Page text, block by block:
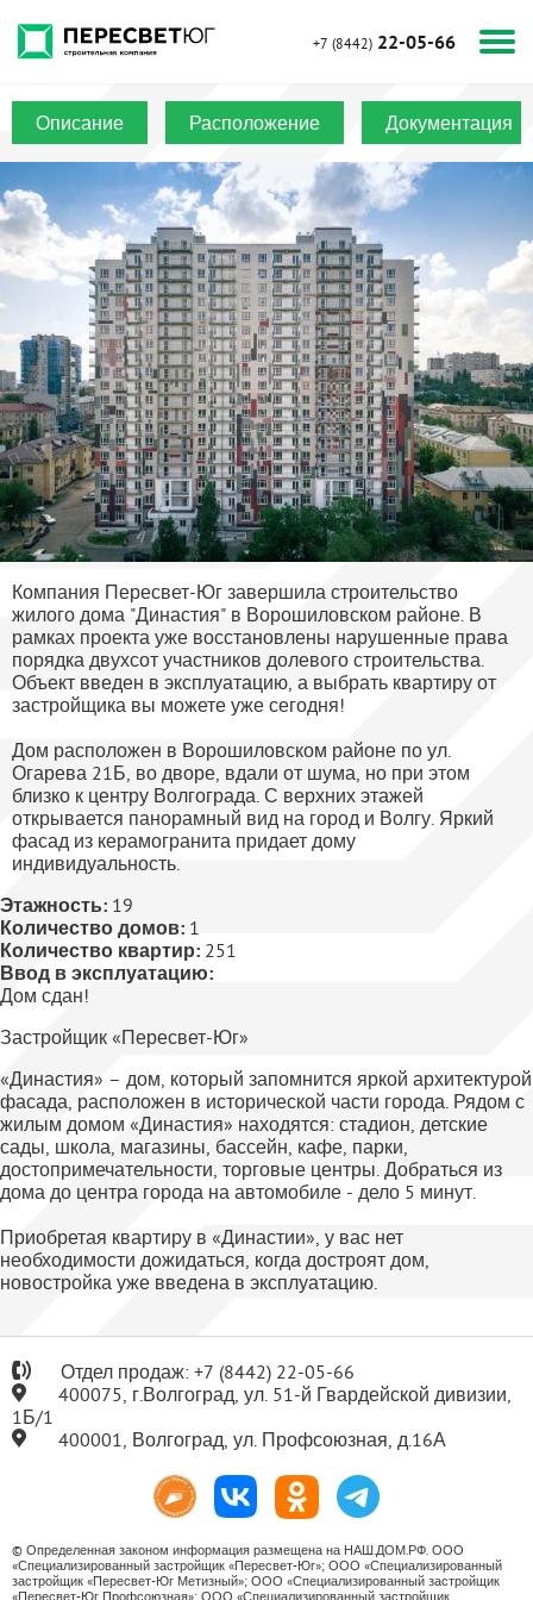
+7 (8442) 22-05-66
Описание Расположение Документация
Компания Пересвет-Юг завершила строительство
жилого дома "Династия" в Ворошиловском районе. В
рамках проекта уже восстановлены нарушенные права
порядка двухсот участников долевого строительства.
Объект введен в эксплуатацию, а выбрать квартиру от
застройщика вы можете уже сегодня!
Дом расположен в Ворошиловском районе по ул.
Огарева 21Б, во дворе, вдали от шума, но при этом
близко к центру Волгограда. С верхних этажей
открывается панорамный вид на город и Волгу. Яркий
фасад из керамогранита придает дому
индивидуальность.
Этажность: 19
Количество домов: 1
Количество квартир: 251
Ввод в эксплуатацию:
Дом сдан!
Застройщик «Пересвет-Юг»
«Династия» – дом, который запомнится яркой архитектурой
фасада, расположен в исторической части города. Рядом с
жилым домом «Династия» находятся: стадион, детские
сады, школа, магазины, бассейн, кафе, парки,
достопримечательности, торговые центры. Добраться из
дома до центра города на автомобиле - дело 5 минут.
Приобретая квартиру в «Династии», у вас нет
необходимости дожидаться, когда достроят дом,
новостройка уже введена в эксплуатацию.
Отдел продаж: +7 (8442) 22-05-66
400075, г.Волгоград, ул. 51-й Гвардейской дивизии,
1Б/1
400001, Волгоград, ул. Профсоюзная, д.16А
© Определенная законом информация размещена на НАШ.ДОМ.РФ. ООО
«Специализированный застройщик «Пересвет-Юг»; ООО «Специализированный
застройщик «Пересвет-Юг Метизный»; ООО «Специализированный застройщик
«Пересвет-Юг Профсоюзная»; ООО «Специализированный застройщик